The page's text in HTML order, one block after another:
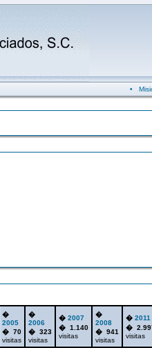
•
�
2005
� 70
visitas
�
2006
� 323
visitas
� 2007
� 1.140
visitas
�
2008
� 941
visitas
� 2011
�
visitas